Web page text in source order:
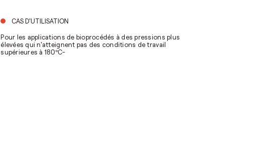
CAS D'UTILISATION
Pour les applications de bioprocédés à des pressions plus
élevées qui n'atteignent pas des conditions de travail
supérieures à 180ºC-